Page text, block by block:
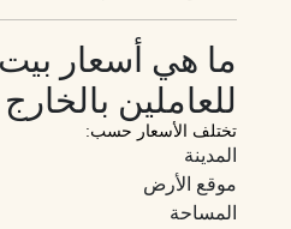
ما هي أسعار
للعاملين بالخارج 2026؟
تختلف الأسعار حسب:
المدينة
موقع الأرض
المساحة